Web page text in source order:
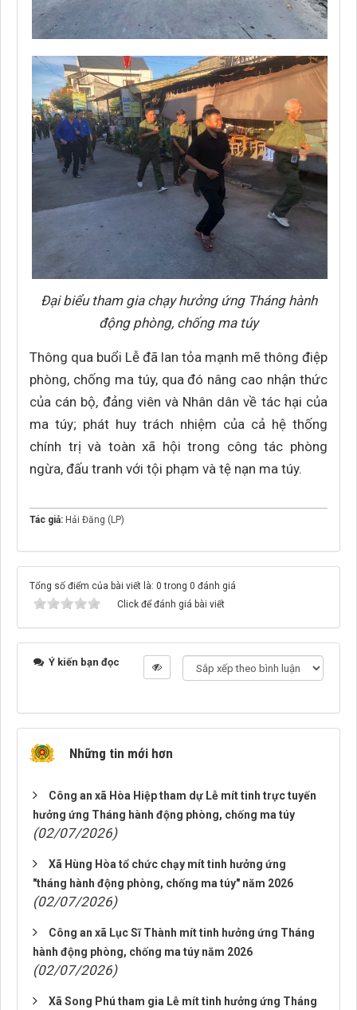
Đại biểu tham gia chạy hưởng ứng Tháng hành
động phòng, chống ma túy
Thông qua buổi Lễ đã lan tỏa mạnh mẽ thông điệp
phòng, chống ma túy, qua đó nâng cao nhận thức
của cán bộ, đảng viên và Nhân dân về tác hại của
ma túy; phát huy trách nhiệm của cả hệ thống
chính trị và toàn xã hội trong công tác phòng
ngừa, đấu tranh với tội phạm và tệ nạn ma túy.
Tác giả: Hải Đăng (LP)
Tổng số điểm của bài viết là: 0 trong 0 đánh giá
Click để đánh giá bài viết
Ý kiến bạn đọc
Những tin mới hơn
Công an xã Hòa Hiệp tham dự Lễ mít tinh trực tuyến
hưởng ứng Tháng hành động phòng, chống ma túy
(02/07/2026)
Xã Hùng Hòa tổ chức chạy mít tinh hưởng ứng
"tháng hành động phòng, chống ma túy" năm 2026
(02/07/2026)
Công an xã Lục Sĩ Thành mít tinh hưởng ứng Tháng
hành động phòng, chống ma túy năm 2026
(02/07/2026)
Xã Song Phú tham gia Lễ mít tinh hưởng ứng Tháng